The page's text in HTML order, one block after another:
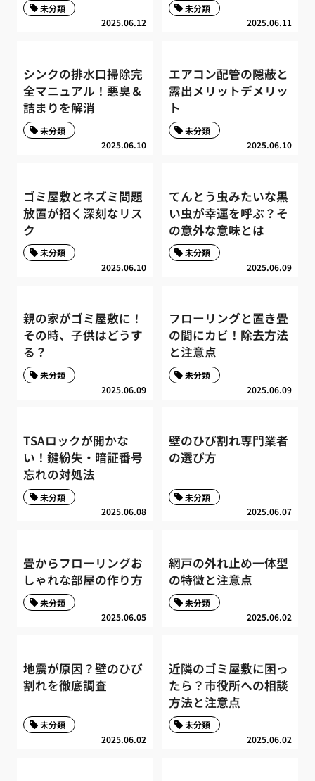
2025.06.12
未分類
2025.06.11
未分類
シンクの排水口掃除完
全マニュアル！悪臭＆
詰まりを解消
2025.06.10
未分類
エアコン配管の隠蔽と
露出メリットデメリッ
ト
2025.06.10
未分類
ゴミ屋敷とネズミ問題
放置が招く深刻なリス
ク
2025.06.10
未分類
てんとう虫みたいな黒
い虫が幸運を呼ぶ？そ
の意外な意味とは
2025.06.09
未分類
親の家がゴミ屋敷に！
その時、子供はどうす
る？
2025.06.09
未分類
フローリングと置き畳
の間にカビ！除去方法
と注意点
2025.06.09
未分類
TSAロックが開かな
い！鍵紛失・暗証番号
忘れの対処法
2025.06.08
未分類
壁のひび割れ専門業者
の選び方
2025.06.07
未分類
畳からフローリングお
しゃれな部屋の作り方
2025.06.05
未分類
網戸の外れ止め一体型
の特徴と注意点
2025.06.02
未分類
地震が原因？壁のひび
割れを徹底調査
2025.06.02
未分類
近隣のゴミ屋敷に困っ
たら？市役所への相談
方法と注意点
2025.06.02
未分類